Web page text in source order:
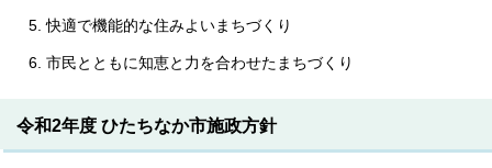
快適で機能的な住みよいまちづくり
市民とともに知恵と力を合わせたまちづくり
令和2年度 ひたちなか市施政方針